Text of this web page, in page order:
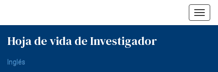
Hoja de vida de Investigador
Inglés